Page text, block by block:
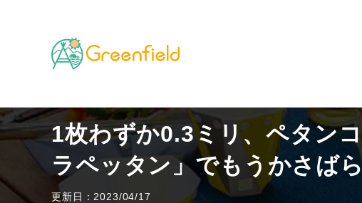
TOP キャンプのフィールド 1枚わずか0.3ミリ、ペタンコに
1枚わずか0.3ミリ、ペタン
ラペッタン」でもうかさば
更新日：2023/04/17